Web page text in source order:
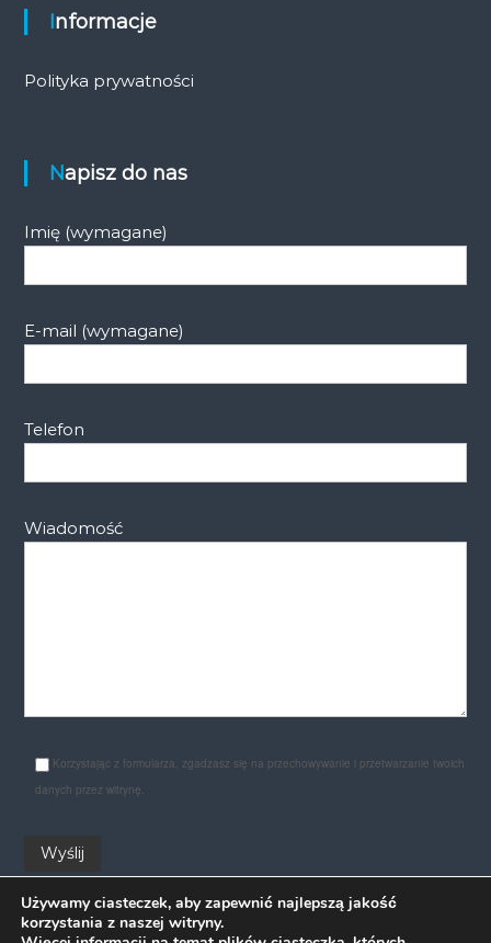
Informacje
Polityka prywatności
Napisz do nas
Imię (wymagane)
E-mail (wymagane)
Telefon
Wiadomość
Korzystając z formularza, zgadzasz się na przechowywanie i przetwarzanie twoich
danych przez witrynę.
Używamy ciasteczek, aby zapewnić najlepszą jakość
korzystania z naszej witryny.